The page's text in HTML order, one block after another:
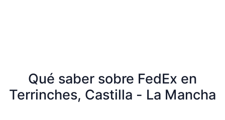
Qué saber sobre FedEx en
Terrinches, Castilla - La Mancha